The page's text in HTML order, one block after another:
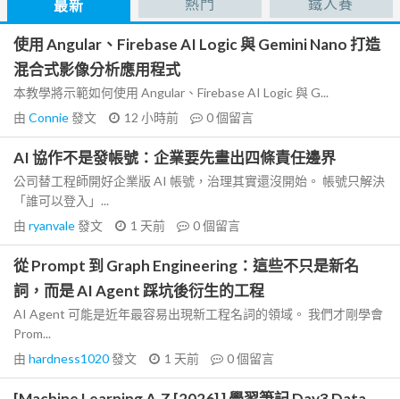
最新
使用 Angular、Firebase AI Logic 與 Gemini Nano 打造
混合式影像分析應用程式
本教學將示範如何使用 Angular、Firebase AI Logic 與 G...
由 Connie發文 12 小時前 0個留言
AI 協作不是發帳號：企業要先畫出四條責任邊界
公司替工程師開好企業版 AI 帳號，治理其實還沒開始。 帳號只解決
「誰可以登入」...
由 ryanvale發文 1 天前 0個留言
從 Prompt 到 Graph Engineering：這些不只是新名
詞，而是 AI Agent 踩坑後衍生的工程
AI Agent 可能是近年最容易出現新工程名詞的領域。 我們才剛學會
Prom...
由 hardness1020發文 1 天前 0個留言